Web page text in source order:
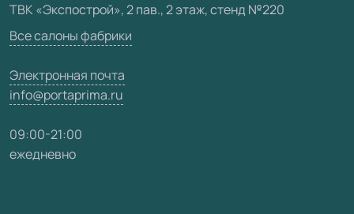
Карта сайта
ТВК «Экспострой», 2 пав., 2 этаж, стенд №220
Все салоны фабрики
Электронная почта
info@portaprima.ru
09:00-21:00
ежедневно